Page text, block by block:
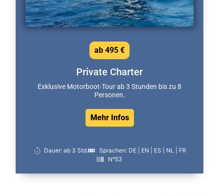
Private Charter
Exklusive Motorboot-Tour ab 3 Stunden bis zu 8
Personen.
Mehr Infos
ab 495 €
Dauer: ab 3 Std.
Sprachen: DE | EN | ES | NL | FR
N°53